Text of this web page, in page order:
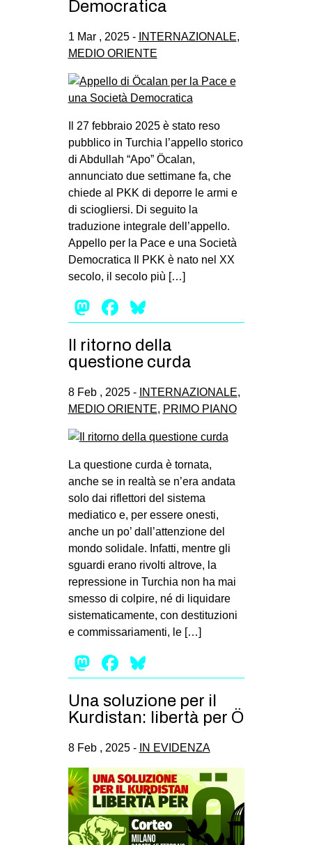
Democratica
1 Mar , 2025 - INTERNAZIONALE,
MEDIO ORIENTE
Il 27 febbraio 2025 è stato reso
pubblico in Turchia l’appello storico
di Abdullah “Apo” Öcalan,
annunciato due settimane fa, che
chiede al PKK di deporre le armi e
di sciogliersi. Di seguito la
traduzione integrale dell’appello.
Appello per la Pace e una Società
Democratica Il PKK è nato nel XX
secolo, il secolo più […]
Mastodon
Facebook
Il ritorno della
questione curda
8 Feb , 2025 - INTERNAZIONALE,
MEDIO ORIENTE, PRIMO PIANO
La questione curda è tornata,
anche se in realtà se n’era andata
solo dai riflettori del sistema
mediatico e, per essere onesti,
anche un po’ dall’attenzione del
mondo solidale. Infatti, mentre gli
sguardi erano rivolti altrove, la
repressione in Turchia non ha mai
smesso di colpire, né di liquidare
sistematicamente, con destituzioni
e commissariamenti, le […]
Mastodon
Facebook
Una soluzione per il
Kurdistan: libertà per Ö
8 Feb , 2025 - IN EVIDENZA